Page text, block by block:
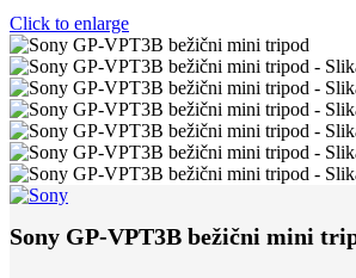
Click to enlarge
Sony GP-VPT3B bežični mini